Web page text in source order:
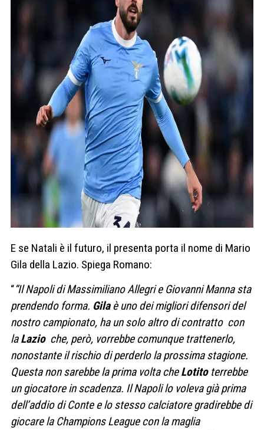
E se Natali è il futuro, il presenta porta il nome di Mario
Gila della Lazio. Spiega Romano:
““Il Napoli di Massimiliano Allegri e Giovanni Manna sta
prendendo forma. Gilaè uno dei migliori difensori del
nostro campionato, ha un solo altro di contratto con
laLazio che, però, vorrebbe comunque trattenerlo,
nonostante il rischio di perderlo la prossima stagione.
Questa non sarebbe la prima volta cheLotitoterrebbe
un giocatore in scadenza. Il Napoli lo voleva già prima
dell’addio di Conte e lo stesso calciatore gradirebbe di
giocare la Champions League con la maglia